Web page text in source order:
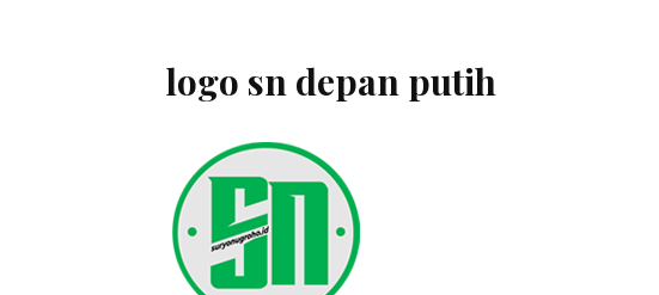
logo sn depan putih